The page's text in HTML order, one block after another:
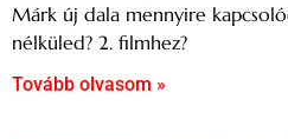
Márk új dala mennyire
nélküled? 2. filmhez?
Tovább olvasom »